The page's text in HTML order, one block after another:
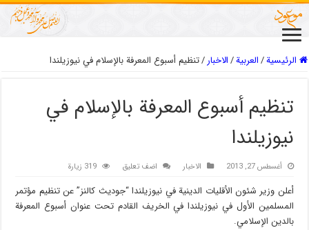
الرئيسية/العربیة/الاخبار/تنظيم أسبوع المعرفة بالإسلام في نيوزيلندا
تنظيم أسبوع المعرفة بالإسلام في
نيوزيلندا
أغسطس 27, 2013 الاخبار اضف تعليق 319 زيارة
أعلن وزير شئون الأقليات الدينية في نيوزيلندا “جوديث كالنز” عن تنظيم مؤتمر
المسلمين الأول في نيوزيلندا في الخريف القادم تحت عنوان أسبوع المعرفة
بالدين الإسلامي.